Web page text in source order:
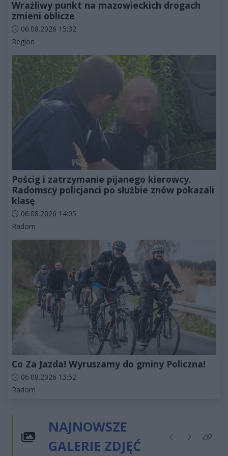
Wrażliwy punkt na mazowieckich drogach
zmieni oblicze
Data dodania artykułu:
06.08.2026 15:32
Kategorie artykułu:
Region
Pościg i zatrzymanie pijanego kierowcy.
Radomscy policjanci po służbie znów pokazali
klasę
Data dodania artykułu:
06.08.2026 14:05
Kategorie artykułu:
Radom
Co Za Jazda! Wyruszamy do gminy Policzna!
Data dodania artykułu:
06.08.2026 13:52
Kategorie artykułu:
Radom
NAJNOWSZE
GALERIE ZDJĘĆ
Poprzednie
NastępneKliknij